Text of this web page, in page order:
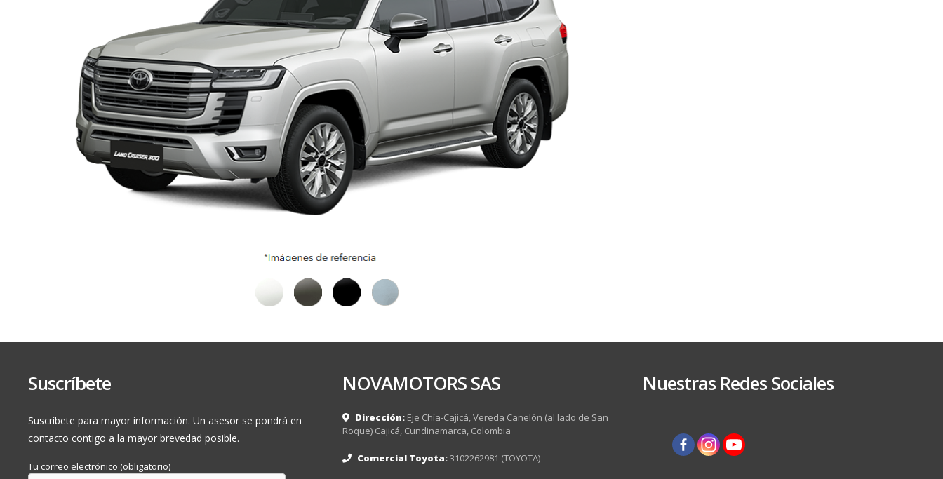
Cilindraje (cm
Tipo de combustible
Gasolina
Potencia máxima (Hp/RPM)
Torque máximo (Nm/RPM)
650 / 2.000 - 3.600
Suscríbete
Suscríbete para mayor información. Un asesor se pondrá en
contacto contigo a la mayor brevedad posible.
Tu correo electrónico (obligatorio)
NOVAMOTORS SAS
Dirección: Eje Chía-Cajicá, Vereda Canelón (al lado de San
Roque) Cajicá, Cundinamarca, Colombia
Comercial Toyota:3102262981 (TOYOTA)
Nuestras Redes Sociales